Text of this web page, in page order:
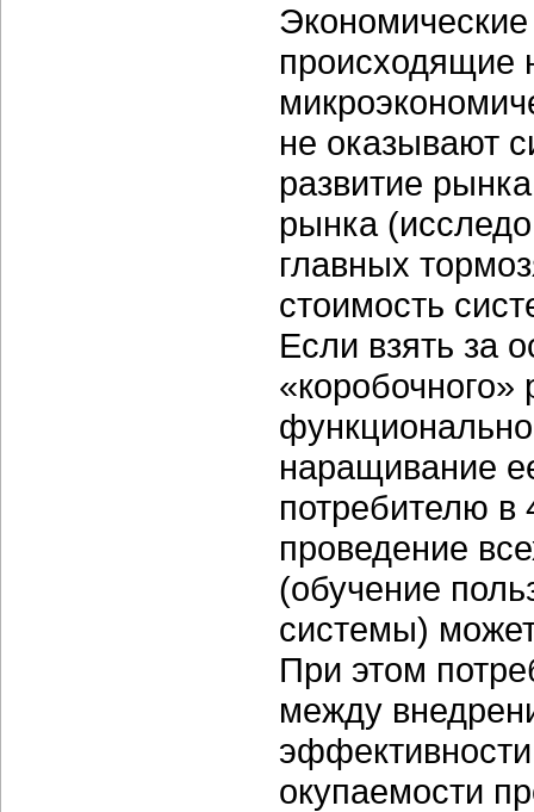
происходящие
не оказывают
развитие
рынка
главных
стоимость
Если взять за
наращивание
потребителю в
проведение
(обучение
системы)
При этом
между
окупаемости